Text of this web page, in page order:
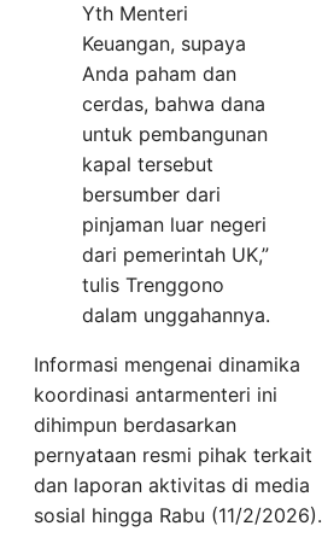
Yth Menteri
Keuangan, supaya
Anda paham dan
cerdas, bahwa dana
untuk pembangunan
kapal tersebut
bersumber dari
pinjaman luar negeri
dari pemerintah UK,”
tulis Trenggono
dalam unggahannya.
Informasi mengenai dinamika
koordinasi antarmenteri ini
dihimpun berdasarkan
pernyataan resmi pihak terkait
dan laporan aktivitas di media
sosial hingga Rabu (11/2/2026).